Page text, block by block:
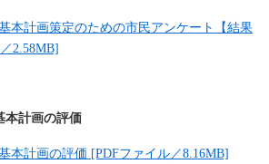
本計画策定のための市民アンケート【結果
2.58MB]
本計画の評価
本計画の評価 [PDFファイル／8.16MB]